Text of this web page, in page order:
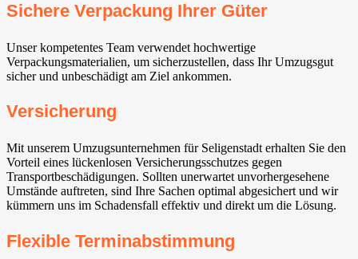
Sichere Verpackung Ihrer Güter
Unser kompetentes Team verwendet hochwertige
Verpackungsmaterialien, um sicherzustellen, dass Ihr Umzugsgut
sicher und unbeschädigt am Ziel ankommen.
Versicherung
Mit unserem Umzugsunternehmen für Seligenstadt erhalten Sie den
Vorteil eines lückenlosen Versicherungsschutzes gegen
Transportbeschädigungen. Sollten unerwartet unvorhergesehene
Umstände auftreten, sind Ihre Sachen optimal abgesichert und wir
kümmern uns im Schadensfall effektiv und direkt um die Lösung.
Flexible Terminabstimmung